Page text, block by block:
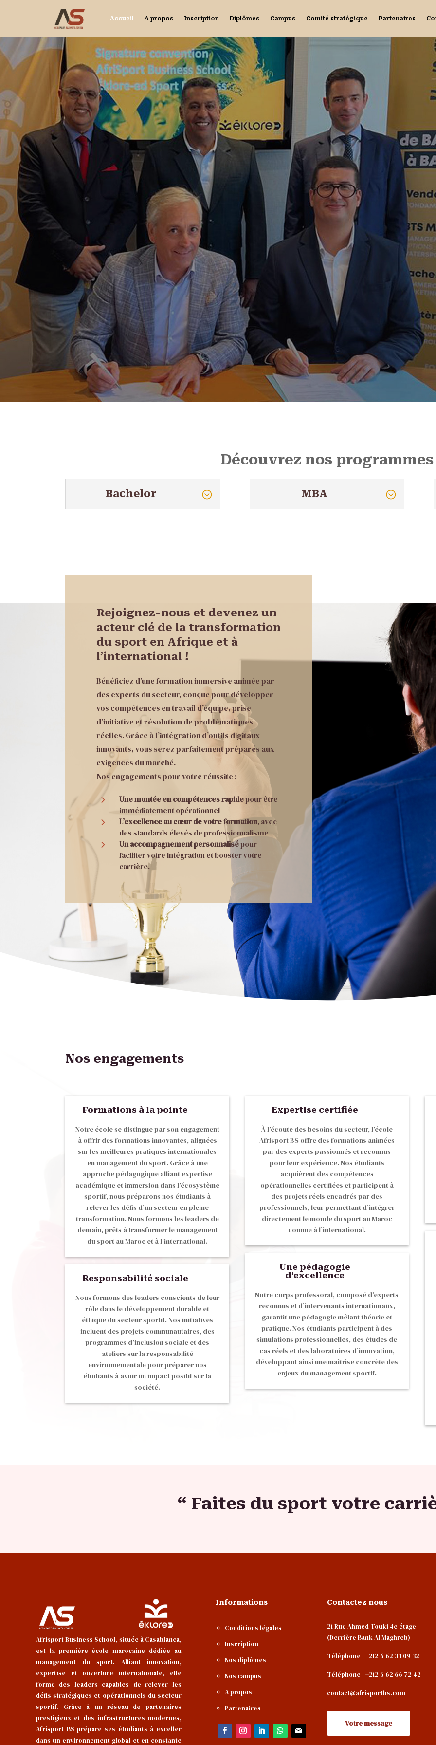
Accueil A propos Inscription Diplômes Campus Comité stratégique Partenaires
Découvrez nos programmes
Bachelor MBA
Rejoignez-nous et devenez un
acteur clé de la transformation
du sport en Afrique et à
l’international !
Bénéficiez d’une formation immersive animée par
des experts du secteur, conçue pour développer
vos compétences en travail d’équipe, prise
d’initiative et résolution de problématiques
réelles. Grâce à l’intégration d’outils digitaux
innovants, vous serez parfaitement préparés aux
exigences du marché.
Nos engagements pour votre réussite :
5 Une montée en compétences rapidepour être
immédiatement opérationnel
5 L’excellence au cœur de votre formation, avec
des standards élevés de professionnalisme
5 Un accompagnement personnalisépour
faciliter votre intégration et booster votre
carrière.
Nos engagements
Formations à la pointe
Notre école se distingue par son engagement
à offrir des formations innovantes, alignées
sur les meilleures pratiques internationales
en management du sport. Grâce à une
approche pédagogique alliant expertise
académique et immersion dans l’écosystème
sportif, nous préparons nos étudiants à
relever les défis d’un secteur en pleine
transformation. Nous formons les leaders de
demain, prêts à transformer le management
du sport au Maroc et à l’international.
Responsabilité sociale
Nous formons des leaders conscients de leur
rôle dans le développement durable et
éthique du secteur sportif. Nos initiatives
incluent des projets communautaires, des
programmes d’inclusion sociale et des
ateliers sur la responsabilité
environnementale pour préparer nos
étudiants à avoir un impact positif sur la
société.
Expertise certifiée
À l’écoute des besoins du secteur, l’école
Afrisport BS offre des formations animées
par des experts passionnés et reconnus
pour leur expérience. Nos étudiants
acquièrent des compétences
opérationnelles certifiées et participent à
des projets réels encadrés par des
professionnels, leur permettant d’intégrer
directement le monde du sport au Maroc
comme à l’international.
Une pédagogie
d’excellence
Notre corps professoral, composé d’experts
reconnus et d’intervenants internationaux,
garantit une pédagogie mêlant théorie et
pratique. Nos étudiants participent à des
simulations professionnelles, des études de
cas réels et des laboratoires d’innovation,
développant ainsi une maîtrise concrète des
enjeux du management sportif.
“ Faites du sport votre
Afrisport Business School, située à Casablanca,
est la première école marocaine dédiée au
management du sport. Alliant innovation,
expertise et ouverture internationale, elle
forme des leaders capables de relever les
défis stratégiques et opérationnels du secteur
sportif. Grâce à un réseau de partenaires
prestigieux et des infrastructures modernes,
Afrisport BS prépare ses étudiants à exceller
dans un environnement global et en constante
Informations
Conditions légales
Inscription
Nos diplômes
Nos campus
A propos
Partenaires
Contactez nous
21 Rue Ahmed Touki 4e étage
(Derrière Bank Al Maghreb)
Téléphone : +212 6 62 33 09 32
Téléphone : +212 6 62 66 72 42
contact@afrisportbs.com
Votre message